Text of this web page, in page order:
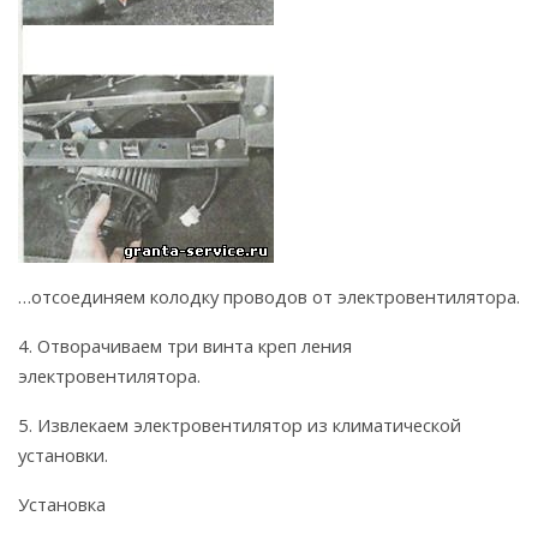
…отсоединяем колодку проводов от электровентилятора.
4. Отворачиваем три винта креп ления
электровентилятора.
5. Извлекаем электровентилятор из климатической
установки.
Установка